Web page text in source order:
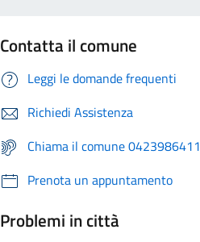
Contatta il comune
Leggi le domande frequenti
Richiedi Assistenza
Chiama il comune 0423986411
Prenota un appuntamento
Problemi in città